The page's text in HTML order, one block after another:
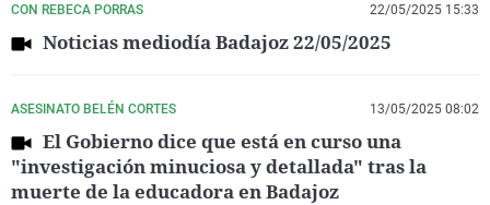
CON REBECA PORRAS 22/05/2025 15:33
Noticias mediodía Badajoz 22/05/2025
ASESINATO BELÉN CORTES 13/05/2025 08:02
El Gobierno dice que está en curso una
"investigación minuciosa y detallada" tras la
muerte de la educadora en Badajoz